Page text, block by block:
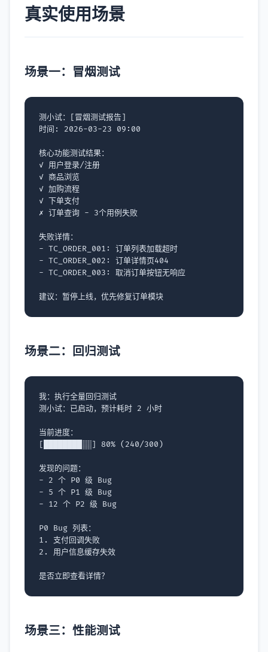
真实使用场景
场景一：冒烟测试
测小试：[冒烟测试报告]
时间: 2026-03-23 09:00
核心功能测试结果：
✓ 用户登录/注册
✓ 商品浏览
✓ 加购流程
✓ 下单支付
✗ 订单查询 - 3个用例失败
-
-
- TC_ORDER_003: 取消订单按钮无响应
场景二：回归测试
我：执行全量回归测试
测小试：已启动，预计耗时 2 小时
当前进度：
[████████░░] 80% (240/300)
发现的问题：
- 2 个 P0 级 Bug
- 5 个 P1 级 Bug
- 12 个 P2 级 Bug
P0 Bug 列表：
1. 支付回调失败
2. 用户信息缓存失效
场景三：性能测试